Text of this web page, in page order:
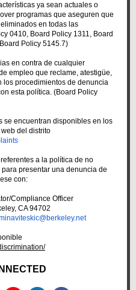
ya sean actuales o
programas que aseguren que
en todas las
0410, Board Policy 1311, Board
Policy 5145.7)
en contra de cualquier
empleo que reclame, atestigüe,
los procedimientos de denuncia
esta política. (Board Policy
se encuentran disponibles en los
del distrito
a la política de no
presentar una denuncia de
con:
Compliance Officer
CA 94702